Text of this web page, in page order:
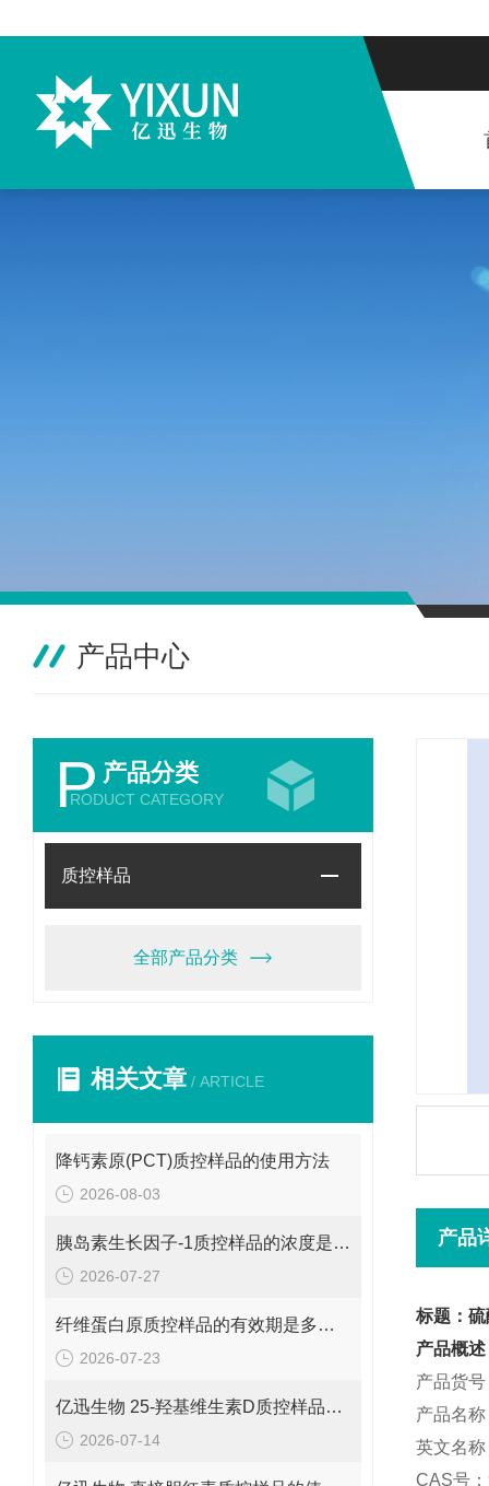
产品中心
P 产品分类
RODUCT CATEGORY
质控样品
全部产品分类
相关文章 / ARTICLE
降钙素原(PCT)质控样品的使用方法
2026-08-03
胰岛素生长因子-1质控样品的浓度是多少呢？
2026-07-27
纤维蛋白原质控样品的有效期是多久呢？
2026-07-23
亿迅生物 25-羟基维生素D质控样品的浓度是多少呢？
2026-07-14
产品
标题：
产品概述
产品货
产品名称
英文名
CAS号